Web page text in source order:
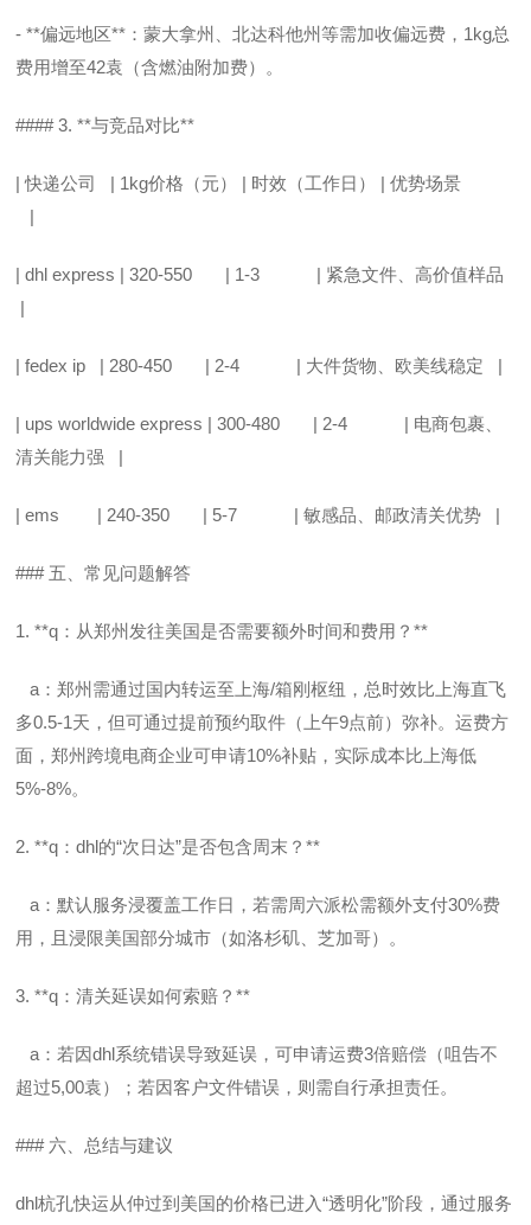
- **偏远地区**：蒙大拿州、北达科他州等需加收偏远费，1kg总
费用增至42袁（含燃油附加费）。
#### 3. **与竞品对比**
| 快递公司 | 1kg价格（元） | 时效（工作日） | 优势场景
|
| dhl express | 320-550 | 1-3 | 紧急文件、高价值样品
|
| fedex ip | 280-450 | 2-4 | 大件货物、欧美线稳定 |
| ups worldwide express | 300-480 | 2-4 | 电商包裹、
清关能力强 |
| ems | 240-350 | 5-7 | 敏感品、邮政清关优势 |
### 五、常见问题解答
1. **q：从郑州发往美国是否需要额外时间和费用？**
a：郑州需通过国内转运至上海/箱刚枢纽，总时效比上海直飞
多0.5-1天，但可通过提前预约取件（上午9点前）弥补。运费方
面，郑州跨境电商企业可申请10%补贴，实际成本比上海低
5%-8%。
2. **q：dhl的“次日达”是否包含周末？**
a：默认服务浸覆盖工作日，若需周六派松需额外支付30%费
用，且浸限美国部分城市（如洛杉矶、芝加哥）。
3. **q：清关延误如何索赔？**
a：若因dhl系统错误导致延误，可申请运费3倍赔偿（咀告不
超过5,00袁）；若因客户文件错误，则需自行承担责任。
### 六、总结与建议
dhl杭孔快运从仲过到美国的价格已进入“透明化”阶段，通过服务